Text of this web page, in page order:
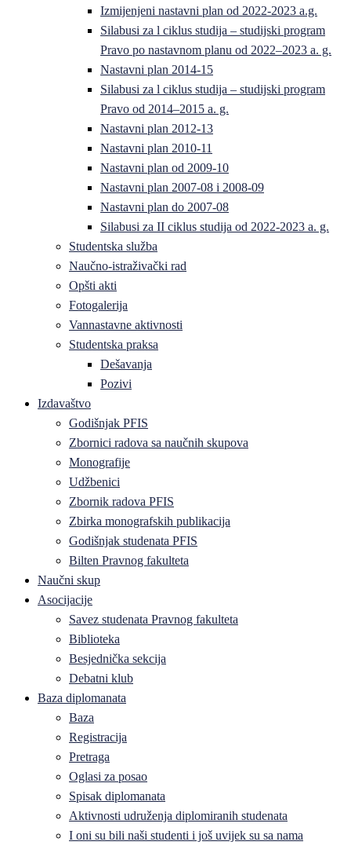
Izmijenjeni nastavni plan od 2022-2023 a.g.
Silabusi za l ciklus studija – studijski program
Pravo po nastavnom planu od 2022–2023 a. g.
Nastavni plan 2014-15
Silabusi za l ciklus studija – studijski program
Pravo od 2014–2015 a. g.
Nastavni plan 2012-13
Nastavni plan 2010-11
Nastavni plan od 2009-10
Nastavni plan 2007-08 i 2008-09
Nastavni plan do 2007-08
Silabusi za II ciklus studija od 2022-2023 a. g.
Studentska služba
Naučno-istraživački rad
Opšti akti
Fotogalerija
Vannastavne aktivnosti
Studentska praksa
Dešavanja
Pozivi
Izdavaštvo
Godišnjak PFIS
Zbornici radova sa naučnih skupova
Monografije
Udžbenici
Zbornik radova PFIS
Zbirka monografskih publikacija
Godišnjak studenata PFIS
Bilten Pravnog fakulteta
Naučni skup
Asocijacije
Savez studenata Pravnog fakulteta
Biblioteka
Besjednička sekcija
Debatni klub
Baza diplomanata
Baza
Registracija
Pretraga
Oglasi za posao
Spisak diplomanata
Aktivnosti udruženja diplomiranih studenata
I oni su bili naši studenti i još uvijek su sa nama